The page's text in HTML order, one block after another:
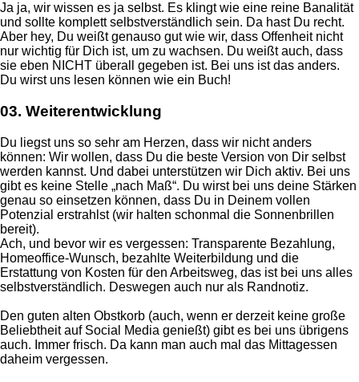
Ja ja, wir wissen es ja selbst. Es klingt wie eine reine Banalität
und sollte komplett selbstverständlich sein. Da hast Du recht.
Aber hey, Du weißt genauso gut wie wir, dass Offenheit nicht
nur wichtig für Dich ist, um zu wachsen. Du weißt auch, dass
sie eben NICHT überall gegeben ist. Bei uns ist das anders.
Du wirst uns lesen können wie ein Buch!
03. Weiterentwicklung
Du liegst uns so sehr am Herzen, dass wir nicht anders
können: Wir wollen, dass Du die beste Version von Dir selbst
werden kannst. Und dabei unterstützen wir Dich aktiv. Bei uns
gibt es keine Stelle „nach Maß“. Du wirst bei uns deine Stärken
genau so einsetzen können, dass Du in Deinem vollen
Potenzial erstrahlst (wir halten schonmal die Sonnenbrillen
bereit).
Ach, und bevor wir es vergessen: Transparente Bezahlung,
Homeoffice-Wunsch, bezahlte Weiterbildung und die
Erstattung von Kosten für den Arbeitsweg, das ist bei uns alles
selbstverständlich. Deswegen auch nur als Randnotiz.
Den guten alten Obstkorb (auch, wenn er derzeit keine große
Beliebtheit auf Social Media genießt) gibt es bei uns übrigens
auch. Immer frisch. Da kann man auch mal das Mittagessen
daheim vergessen.